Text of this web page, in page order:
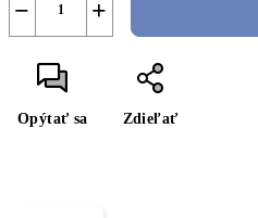
+
−
Opýtať sa Zdieľať